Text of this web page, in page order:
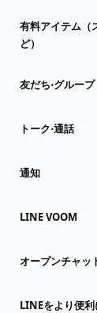
有料アイテム（
ど）
友だち⋅グループ
トーク⋅通話
通知
LINE VOOM
オープンチャッ
LINEをより便利